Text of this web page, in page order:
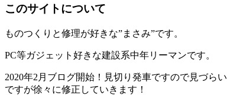
このサイトについて
ものつくりと修理が好きな”まさみ”です。
PC等ガジェット好きな建設系中年リーマンです。
2020年2月ブログ開始！見切り発車ですので見づらい
ですが徐々に修正していきます！